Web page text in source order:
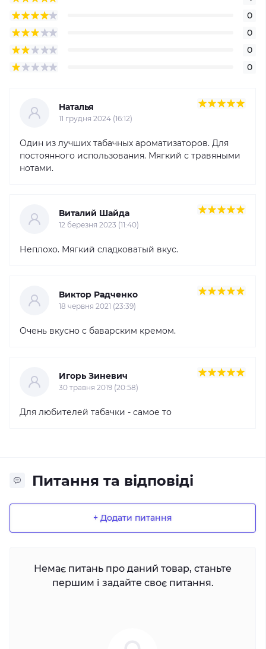
0
0
0
0
Наталья
11 грудня 2024 (16:12)
Один из лучших табачных ароматизаторов. Для
постоянного использования. Мягкий с травяными
нотами.
Виталий Шайда
12 березня 2023 (11:40)
Неплохо. Мягкий сладковатый вкус.
Виктор Радченко
18 червня 2021 (23:39)
Очень вкусно с баварским кремом.
Игорь Зиневич
30 травня 2019 (20:58)
Для любителей табачки - самое то
Питання та відповіді
+ Додати питання
Немає питань про даний товар, станьте
першим і задайте своє питання.